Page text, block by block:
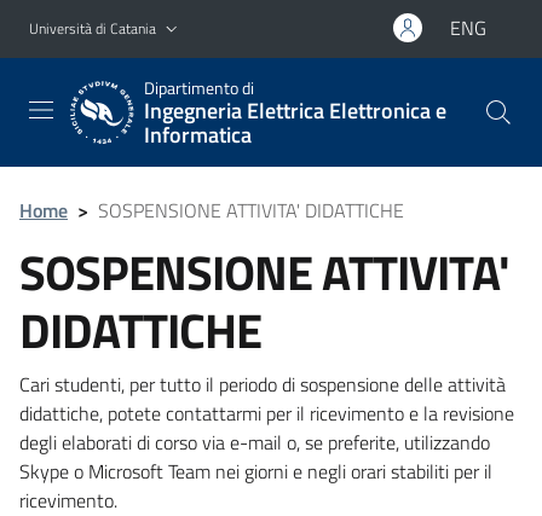
Vai al contenuto principale
Vai al menu di navigazione
Università di Catania ENG
Dipartimento di
Ingegneria Elettrica Elettronica e
Informatica
Home > SOSPENSIONE ATTIVITA' DIDATTICHE
SOSPENSIONE ATTIVITA'
DIDATTICHE
Cari studenti, per tutto il periodo di sospensione delle attività
didattiche, potete contattarmi per il ricevimento e la revisione
degli elaborati di corso via e-mail o, se preferite, utilizzando
Skype o Microsoft Team nei giorni e negli orari stabiliti per il
ricevimento.